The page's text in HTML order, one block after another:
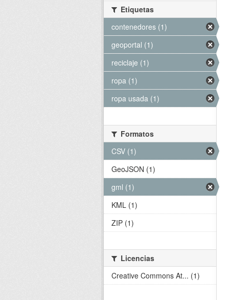
Etiquetas
contenedores (1)
geoportal (1)
reciclaje (1)
ropa (1)
ropa usada (1)
Formatos
CSV (1)
GeoJSON (1)
gml (1)
KML (1)
ZIP (1)
Licencias
Creative Commons At... (1)